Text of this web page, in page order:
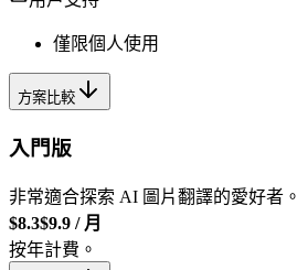
僅限個人使用
方案比較
入門版
非常適合探索 AI 圖片翻譯的愛好者。
$8.3$9.9 / 月
按年計費。